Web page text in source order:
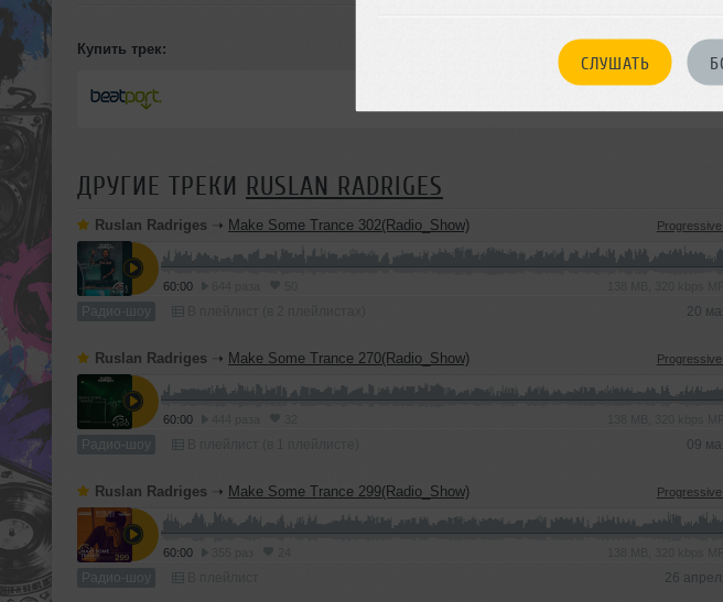
СЛУШАТЬ
Купить трек:
ДРУГИЕ ТРЕКИ RUSLAN RADRIGES
Ruslan Radriges ➝ Make Some Trance 302(Radio_Show)
60:00
Радио-шоу 20
Ruslan Radriges ➝ Make Some Trance 270(Radio_Show)
60:00
Радио-шоу 09
Ruslan Radriges ➝ Make Some Trance 299(Radio_Show)
60:00
Радио-шоу 26